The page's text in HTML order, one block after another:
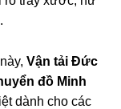
Vận tải Đức
đồ Minh
dành cho các